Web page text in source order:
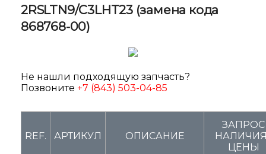
2RSLTN9/C3LHT23 (замена кода
868768-00)
Не нашли подходящую запчасть?
Позвоните +7 (843) 503-04-85
REF. АРТИКУЛ ОПИСАНИЕ
ЗАПРОС
ЦЕНЫ